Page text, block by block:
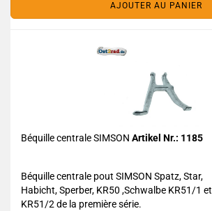
AJOUTER AU PANIER
Béquille centrale SIMSON Artikel Nr.: 1185
Béquille centrale pout SIMSON Spatz, Star,
Habicht, Sperber, KR50 ,Schwalbe KR51/1 et
KR51/2 de la première série.